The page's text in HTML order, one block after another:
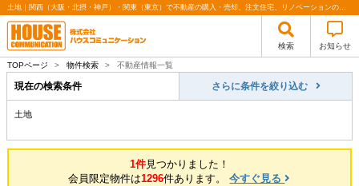
土地｜関西（大阪・北摂・神戸）・関東（東京）で不動産の購入・売却、注文住宅、リノベーションの事なら株式会社ハウスコミュニケーション
検索 お知らせ
TOPページ > 物件検索 > 不動産情報一覧
現在の検索条件 さらに条件を絞り込む
土地
1件見つかりました！
会員限定物件は1296件あります。今すぐ見る